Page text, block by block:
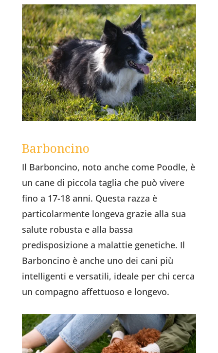
Barboncino
Il Barboncino, noto anche come Poodle, è
un cane di piccola taglia che può vivere
fino a 17-18 anni. Questa razza è
particolarmente longeva grazie alla sua
salute robusta e alla bassa
predisposizione a malattie genetiche. Il
Barboncino è anche uno dei cani più
intelligenti e versatili, ideale per chi cerca
un compagno affettuoso e longevo.